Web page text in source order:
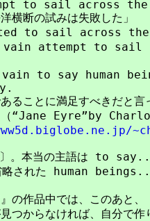
to sail across the
の試みは失敗した」
to sail across
attempt to sail
to say human
とに満足すべきだと言
Charlotte
。本当の主語は to
略された human
作品中では、このあと、
つからなければ、自分で作